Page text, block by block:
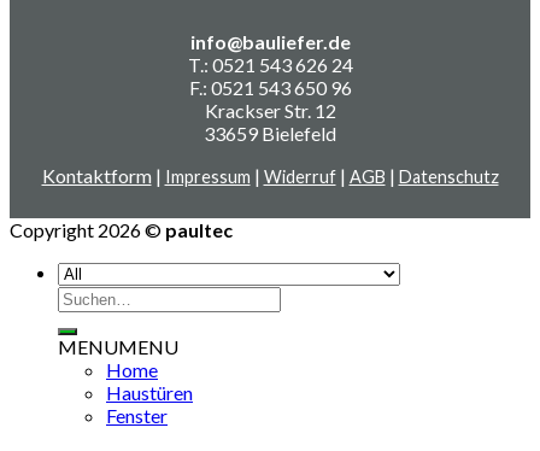
info@bauliefer.de
T.: 0521 543 626 24
F.: 0521 543 650 96
Krackser Str. 12
33659 Bielefeld
Kontaktform | Impressum | Widerruf| AGB | Datenschutz
Copyright 2026 © paultec
Suchen
nach:
MENUMENU
Home
Haustüren
Fenster